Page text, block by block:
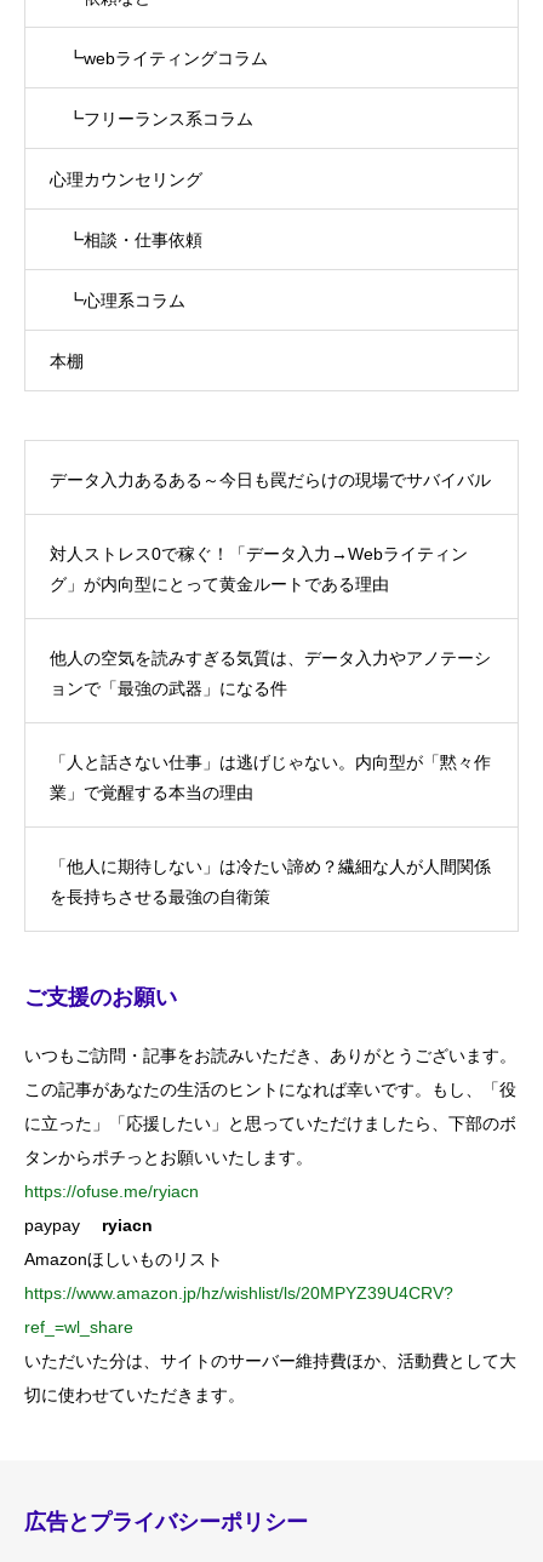
┗webライティングコラム
┗フリーランス系コラム
心理カウンセリング
┗相談・仕事依頼
┗心理系コラム
本棚
データ入力あるある～今日も罠だらけの現場でサバイバル
対人ストレス0で稼ぐ！「データ入力→Webライティン
グ」が内向型にとって黄金ルートである理由
他人の空気を読みすぎる気質は、データ入力やアノテーシ
ョンで「最強の武器」になる件
「人と話さない仕事」は逃げじゃない。内向型が「黙々作
業」で覚醒する本当の理由
「他人に期待しない」は冷たい諦め？繊細な人が人間関係
を長持ちさせる最強の自衛策
ご支援のお願い
いつもご訪問・記事をお読みいただき、ありがとうございます。
この記事があなたの生活のヒントになれば幸いです。もし、「役
に立った」「応援したい」と思っていただけましたら、下部のボ
タンからポチっとお願いいたします。
https://ofuse.me/ryiacn
paypay ryiacn
Amazonほしいものリスト
https://www.amazon.jp/hz/wishlist/ls/20MPYZ39U4CRV?
ref_=wl_share
いただいた分は、サイトのサーバー維持費ほか、活動費として大
切に使わせていただきます。
広告とプライバシーポリシー